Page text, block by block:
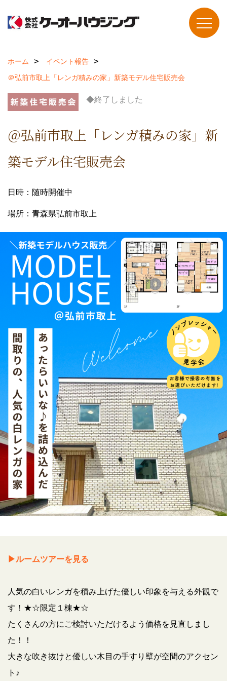
ホーム
イベント報告
＠弘前市取上「レンガ積みの家」新築モデル住宅販売会
◆終了しました
＠弘前市取上「レンガ積みの家」新
築モデル住宅販売会
日時：随時開催中
場所：青森県弘前市取上
▶ルームツアーを見る
人気の白いレンガを積み上げた優しい印象を与える外観で
す！★☆限定１棟★☆
たくさんの方にご検討いただけるよう価格を見直しまし
た！！
大きな吹き抜けと優しい木目の手すり壁が空間のアクセン
ト♪